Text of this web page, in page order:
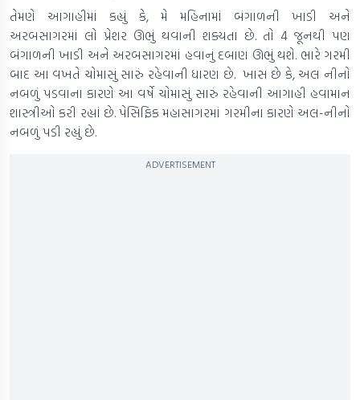
તેમણે આગાહીમાં કહ્યું કે, મે મહિનામાં બંગાળની ખાડી અને
અરબસાગરમાં લો પ્રેશર ઊભું થવાની શક્યતા છે. તો 4 જૂનથી પણ
બંગાળની ખાડી અને અરબસાગરમાં હવાનું દબાણ ઊભું થશે. ભારે ગરમી
બાદ આ વખતે ચોમાસું સારું રહેવાની ધારણ છે. ખાસ છે કે, અલ નીનો
નબળું પડવાના કારણે આ વર્ષે ચોમાસું સારું રહેવાની આગાહી હવામાન
શાસ્ત્રીઓ કરી રહ્યાં છે. પેસિફિક મહાસાગરમાં ગરમીના કારણે અલ-નીનો
નબળું પડી રહ્યું છે.
ADVERTISEMENT